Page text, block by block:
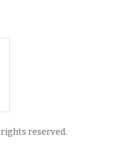
reserved.